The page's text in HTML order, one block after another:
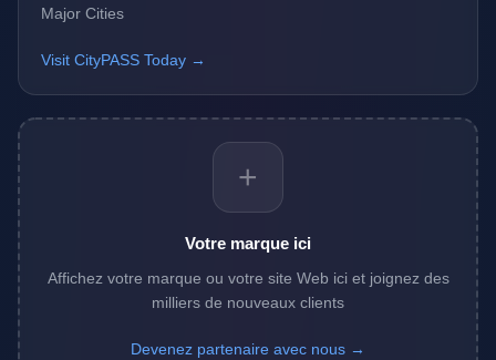
Major Cities
Visit CityPASS Today →
+
Votre marque ici
Affichez votre marque ou votre site Web ici et joignez des
milliers de nouveaux clients
Devenez partenaire avec nous →